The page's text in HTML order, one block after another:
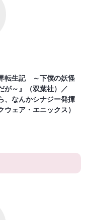
転生記 ～下僕の妖怪
が～』（双葉社）／
、なんかシナジー発揮
ェア・エニックス）